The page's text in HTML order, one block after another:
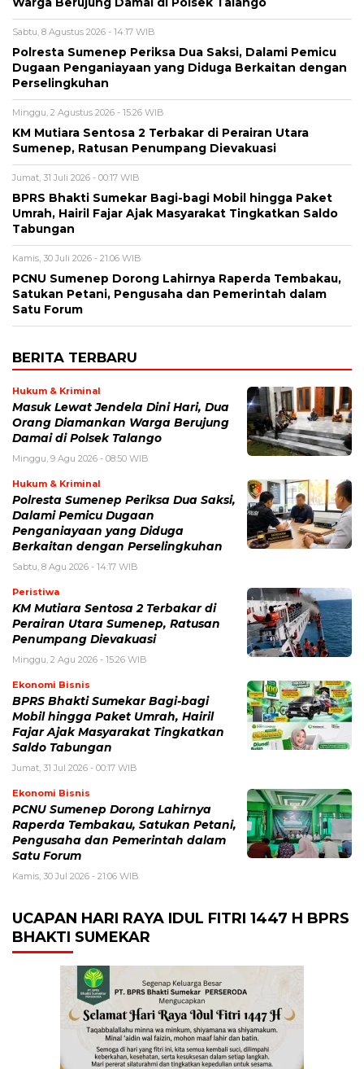
Sabtu, 8 Agustus 2026 - 14:17 WIB
Polresta Sumenep Periksa Dua Saksi, Dalami Pemicu
Dugaan Penganiayaan yang Diduga Berkaitan dengan
Perselingkuhan
Minggu, 2 Agustus 2026 - 15:26 WIB
KM Mutiara Sentosa 2 Terbakar di Perairan Utara
Sumenep, Ratusan Penumpang Dievakuasi
Jumat, 31 Juli 2026 - 00:17 WIB
BPRS Bhakti Sumekar Bagi-bagi Mobil hingga Paket
Umrah, Hairil Fajar Ajak Masyarakat Tingkatkan Saldo
Tabungan
Kamis, 30 Juli 2026 - 21:06 WIB
PCNU Sumenep Dorong Lahirnya Raperda Tembakau,
Satukan Petani, Pengusaha dan Pemerintah dalam
Satu Forum
BERITA TERBARU
Hukum & Kriminal
Masuk Lewat Jendela Dini Hari, Dua
Orang Diamankan Warga Berujung
Damai di Polsek Talango
Minggu, 9 Agu 2026 - 08:50 WIB
Hukum & Kriminal
Polresta Sumenep Periksa Dua Saksi,
Dalami Pemicu Dugaan
Penganiayaan yang Diduga
Berkaitan dengan Perselingkuhan
Sabtu, 8 Agu 2026 - 14:17 WIB
Peristiwa
KM Mutiara Sentosa 2 Terbakar di
Perairan Utara Sumenep, Ratusan
Penumpang Dievakuasi
Minggu, 2 Agu 2026 - 15:26 WIB
Ekonomi Bisnis
BPRS Bhakti Sumekar Bagi-bagi
Mobil hingga Paket Umrah, Hairil
Fajar Ajak Masyarakat Tingkatkan
Saldo Tabungan
Jumat, 31 Jul 2026 - 00:17 WIB
Ekonomi Bisnis
PCNU Sumenep Dorong Lahirnya
Raperda Tembakau, Satukan Petani,
Pengusaha dan Pemerintah dalam
Satu Forum
Kamis, 30 Jul 2026 - 21:06 WIB
UCAPAN HARI RAYA IDUL FITRI 1447 H BPRS
BHAKTI SUMEKAR